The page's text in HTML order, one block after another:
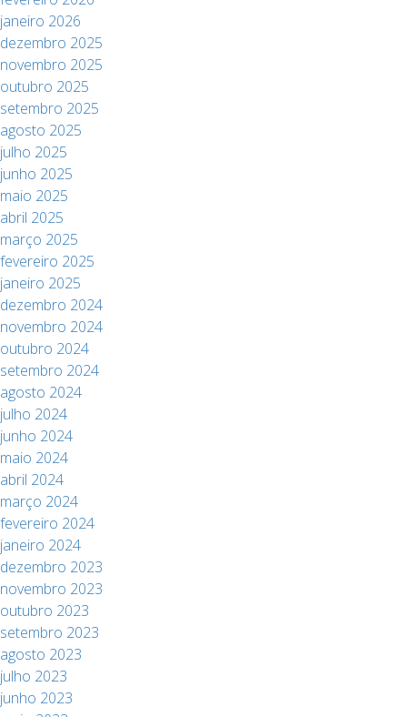
janeiro 2026
dezembro 2025
novembro 2025
outubro 2025
setembro 2025
agosto 2025
julho 2025
junho 2025
maio 2025
abril 2025
março 2025
fevereiro 2025
janeiro 2025
dezembro 2024
novembro 2024
outubro 2024
setembro 2024
agosto 2024
julho 2024
junho 2024
maio 2024
abril 2024
março 2024
fevereiro 2024
janeiro 2024
dezembro 2023
novembro 2023
outubro 2023
setembro 2023
agosto 2023
julho 2023
junho 2023